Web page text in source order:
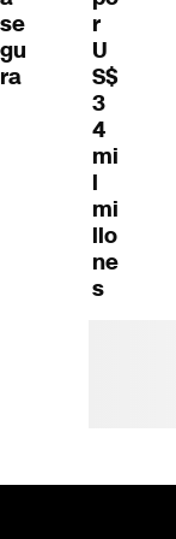
se
gu
ra
r
U
S$
3
4
mi
l
mi
llo
ne
s